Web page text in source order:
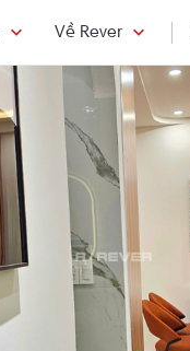
Về Rever